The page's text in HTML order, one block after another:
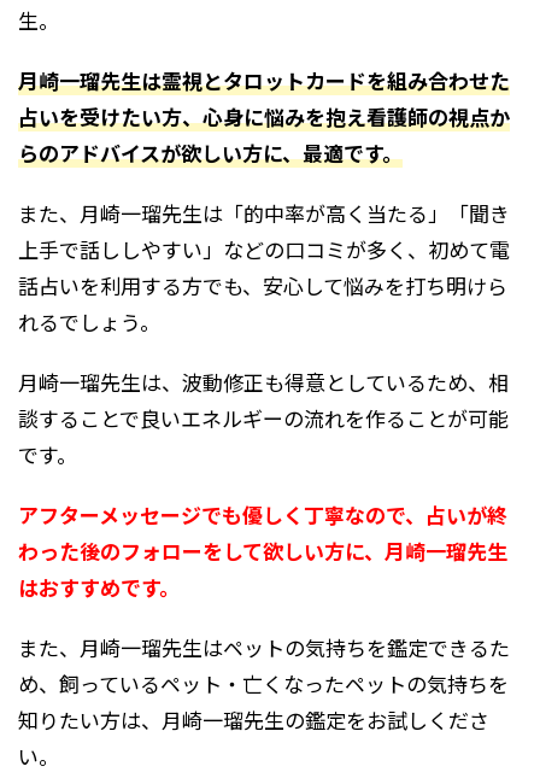
生。
月崎一瑠先生は霊視とタロットカードを組み合わせた
占いを受けたい方、心身に悩みを抱え看護師の視点か
らのアドバイスが欲しい方に、最適です。
また、 月崎一瑠先生は「的中率が高く当たる」「聞き
上手で話ししやすい」などの口コミが多く、初めて電
話占いを利用する方でも、安心して悩みを打ち明けら
れるでしょう。
月崎一瑠先生は、波動修正も得意としているため、相
談することで良いエネルギーの流れを作ることが可能
です。
アフターメッセージでも優しく丁寧なので、占いが終
わった後のフォローをして欲しい方に、月崎一瑠先生
はおすすめです。
また、月崎一瑠先生はペットの気持ちを鑑定できるた
め、 飼っているペット・亡くなったペットの気持ちを
知りたい方は、月崎一瑠先生の鑑定をお試しくださ
い。